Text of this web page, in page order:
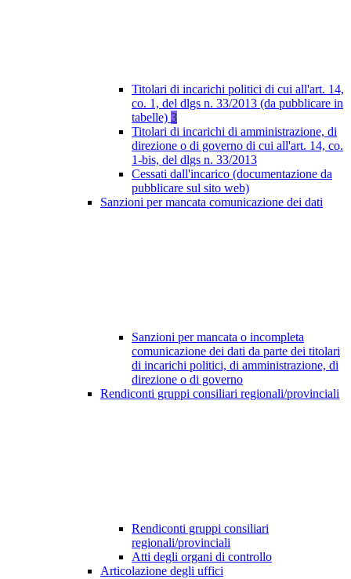
Titolari di incarichi politici di cui all'art. 14,
co. 1, del dlgs n. 33/2013 (da pubblicare in
tabelle) 3
Titolari di incarichi di amministrazione, di
direzione o di governo di cui all'art. 14, co.
1-bis, del dlgs n. 33/2013
Cessati dall'incarico (documentazione da
pubblicare sul sito web)
Sanzioni per mancata comunicazione dei dati
Sanzioni per mancata o incompleta
comunicazione dei dati da parte dei titolari
di incarichi politici, di amministrazione, di
direzione o di governo
Rendiconti gruppi consiliari regionali/provinciali
Rendiconti gruppi consiliari
regionali/provinciali
Atti degli organi di controllo
Articolazione degli uffici